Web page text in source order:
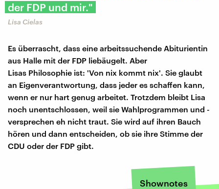
der FDP und mir."
Lisa Cielas
Es überrascht, dass eine arbeitssuchende Abiturientin
aus Halle mit der FDP liebäugelt. Aber
Lisas Philosophie ist: 'Von nix kommt nix'. Sie glaubt
an Eigenverantwortung, dass jeder es schaffen kann,
wenn er nur hart genug arbeitet. Trotzdem bleibt Lisa
noch unentschlossen, weil sie Wahlprogrammen und -
versprechen eh nicht traut. Sie wird auf ihren Bauch
hören und dann entscheiden, ob sie ihre Stimme der
CDU oder der FDP gibt.
Shownotes